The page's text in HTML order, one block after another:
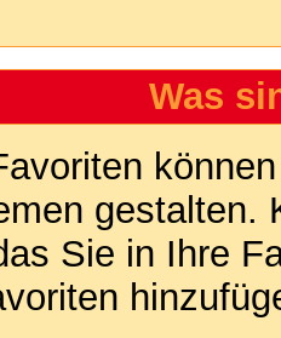
Was
Sie in Ihre